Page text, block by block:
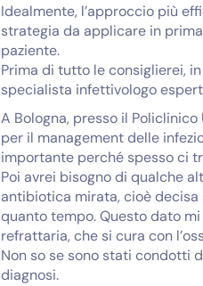
Idealmente, l’approccio più
strategia da applicare in
paziente.
Prima di tutto le consiglierei,
specialista infettivologo
A Bologna, presso il
per il management delle
importante perché spesso ci
Poi avrei bisogno di qualche
antibiotica mirata, cioè decisa
quanto tempo. Questo dato
refrattaria, che si cura con
Non so se sono stati condotti
diagnosi.